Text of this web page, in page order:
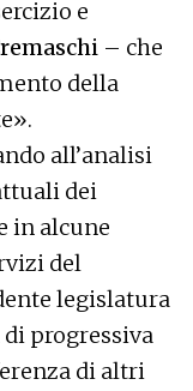
e
– che
della
all’analisi
dei
in alcune
del
legislatura
progressiva
di altri